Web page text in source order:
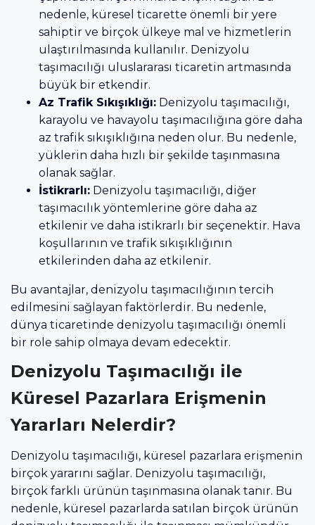
nedenle, küresel ticarette önemli bir yere
sahiptir ve birçok ülkeye mal ve hizmetlerin
ulaştırılmasında kullanılır. Denizyolu
taşımacılığı uluslararası ticaretin artmasında
büyük bir etkendir.
Az Trafik Sıkışıklığı: Denizyolu taşımacılığı,
karayolu ve havayolu taşımacılığına göre daha
az trafik sıkışıklığına neden olur. Bu nedenle,
yüklerin daha hızlı bir şekilde taşınmasına
olanak sağlar.
İstikrarlı: Denizyolu taşımacılığı, diğer
taşımacılık yöntemlerine göre daha az
etkilenir ve daha istikrarlı bir seçenektir. Hava
koşullarının ve trafik sıkışıklığının
etkilerinden daha az etkilenir.
Bu avantajlar, denizyolu taşımacılığının tercih
edilmesini sağlayan faktörlerdir. Bu nedenle,
dünya ticaretinde denizyolu taşımacılığı önemli
bir role sahip olmaya devam edecektir.
Denizyolu Taşımacılığı ile
Küresel Pazarlara Erişmenin
Yararları Nelerdir?
Denizyolu taşımacılığı, küresel pazarlara erişmenin
birçok yararını sağlar. Denizyolu taşımacılığı,
birçok farklı ürünün taşınmasına olanak tanır. Bu
nedenle, küresel pazarlarda satılan birçok ürünün